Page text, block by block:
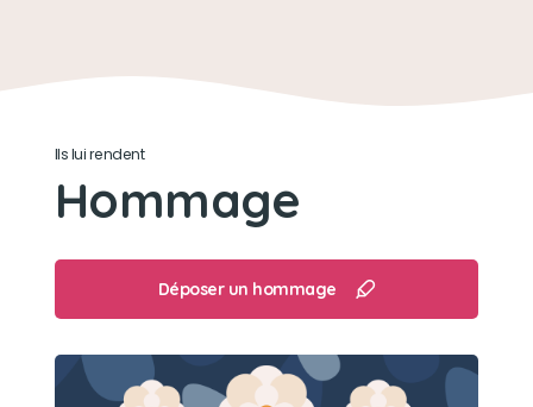
Dormir
Ils lui rendent
Hommage
Déposer un hommage